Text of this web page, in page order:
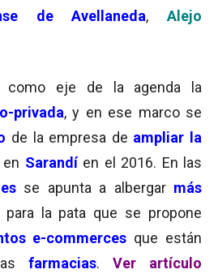
de Avellaneda,
Alejo
como eje de la agenda la
privada, y en ese marco se
de la empresa de ampliar la
Sarandí en el 2016. En las
se apunta a albergar más
para la pata que se propone
e-commerces que están
farmacias. Ver artículo